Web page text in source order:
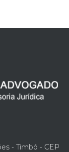
- Timbó - CEP